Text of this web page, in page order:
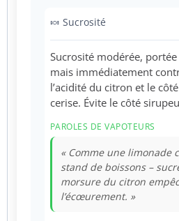
🍬 Sucrosité
Sucrosité modérée,
mais immédiatement
l’acidité du citron et le
cerise. Évite le côté
PAROLES DE VAPOTEURS
« Comme une limonade
stand de boissons –
morsure du citron
l’écœurement. »